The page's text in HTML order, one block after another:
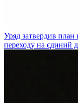
Уряд затвердив
переходу на єдиний